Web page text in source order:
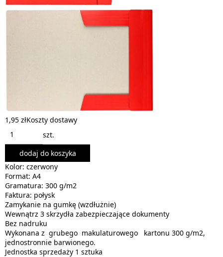
1,95 złKoszty dostawy
szt.
dodaj do koszyka
Kolor: czerwony
Format: A4
Gramatura: 300 g/m2
Faktura: połysk
Zamykanie na gumkę (wzdłużnie)
Wewnątrz 3 skrzydła zabezpieczające dokumenty
Bez nadruku
Wykonana z grubego makulaturowego kartonu 300 g/m2,
jednostronnie barwionego.
Jednostka sprzedaży 1 sztuka